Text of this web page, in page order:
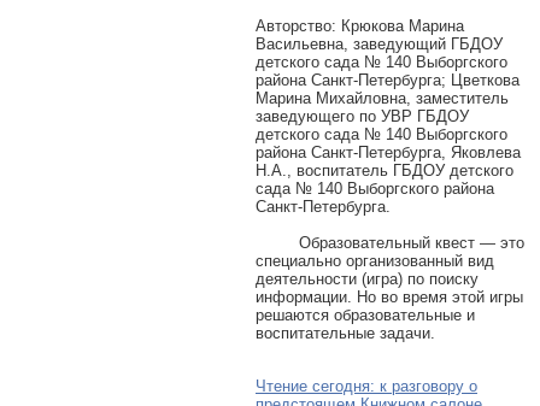
Авторcтво: Крюкова Марина
Васильевна, заведующий ГБДОУ
детского сада № 140 Выборгского
района Санкт-Петербурга; Цветкова
Марина Михайловна, заместитель
заведующего по УВР ГБДОУ
детского сада № 140 Выборгского
района Санкт-Петербурга, Яковлева
Н.А., воспитатель ГБДОУ детского
сада № 140 Выборгского района
Санкт-Петербурга.
Образовательный квест — это
специально организованный вид
деятельности (игра) по поиску
информации. Но во время этой игры
решаются образовательные и
воспитательные задачи.
Чтение сегодня: к разговору о